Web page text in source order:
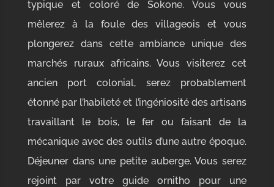
typique et coloré de Sokone. Vous vous
mêlerez à la foule des villageois et vous
plongerez dans cette ambiance unique des
marchés ruraux africains. Vous visiterez cet
ancien port colonial, serez probablement
étonné par l’habileté et l’ingéniosité des artisans
travaillant le bois, le fer ou faisant de la
mécanique avec des outils d’une autre époque.
Déjeuner dans une petite auberge. Vous serez
rejoint par votre guide ornitho pour une